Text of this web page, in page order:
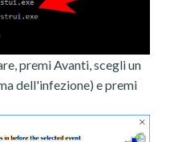
premi Avanti, scegli un
dell'infezione) e premi